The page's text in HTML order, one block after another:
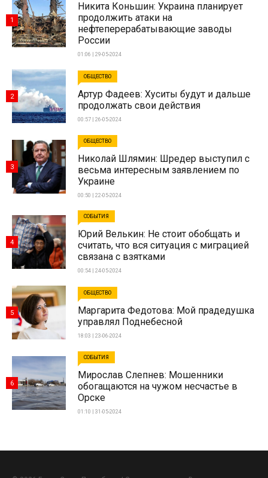
Никита Коньшин: Украина планирует
продолжить атаки на
нефтеперерабатывающие заводы
России
01:06 | 29-05-2024
1
ОБЩЕСТВО
Артур Фадеев: Хуситы будут и дальше
продолжать свои действия
00:57 | 26-05-2024
2
ОБЩЕСТВО
Николай Шлямин: Шредер выступил с
весьма интересным заявлением по
Украине
00:50 | 22-05-2024
3
СОБЫТИЯ
Юрий Велькин: Не стоит обобщать и
считать, что вся ситуация с миграцией
связана с взятками
00:54 | 24-05-2024
4
ОБЩЕСТВО
Маргарита Федотова: Мой прадедушка
управлял Поднебесной
18:03 | 23-06-2024
5
СОБЫТИЯ
Мирослав Слепнев: Мошенники
обогащаются на чужом несчастье в
Орске
01:10 | 31-05-2024
6